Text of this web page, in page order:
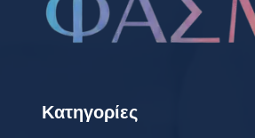
Κατηγορίες